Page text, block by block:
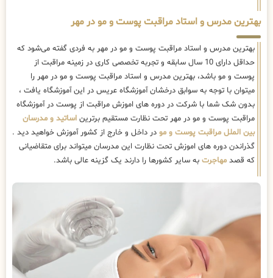
بهترین مدرس و استاد مراقبت پوست و مو در مهر
بهترین مدرس و استاد مراقبت پوست و مو در مهر به فردی گفته می‌شود که
حداقل دارای 10 سال سابقه و تجربه تخصصی کاری در زمینه مراقبت از
پوست و مو باشد، بهترین مدرس و استاد مراقبت پوست و مو در مهر را
میتوان با توجه به سوابق درخشان آموزشگاه عریس در این آموزشگاه یافت ،
بدون شک شما با شرکت در دوره های اموزش مراقبت از پوست در آموزشگاه
مراقبت پوست و مو در مهر تحت نظارت مستقیم برترین اساتید و مدرسان
بین الملل مراقبت پوست و مو در داخل و خارج از کشور آموزش خواهید دید .
گذراندن دوره های اموزش تحت نظارت این مدرسان میتواند برای متقاضیانی
که قصد مهاجرت به سایر کشورها را دارند یک گزینه عالی باشد.